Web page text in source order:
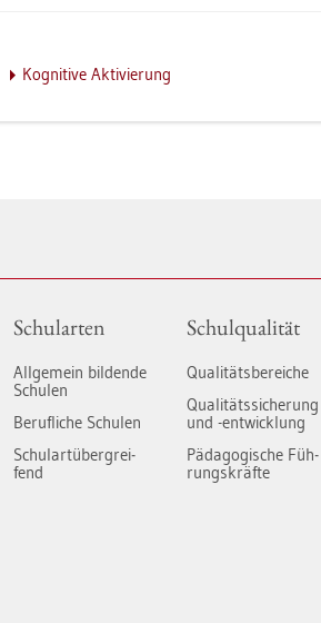
Ko­gni­ti­ve Ak­ti­vie­rung
Schul­ar­ten
All­ge­mein bil­den­de
Schu­len
Be­ruf­li­che Schu­len
Schul­art­über­grei­
fend
Schul­qua­li­tät
Qua­li­täts­be­rei­che
Qua­li­täts­si­che­rung
und -ent­wick­lung
Päd­ago­gi­sche Füh­
rungs­kräf­te